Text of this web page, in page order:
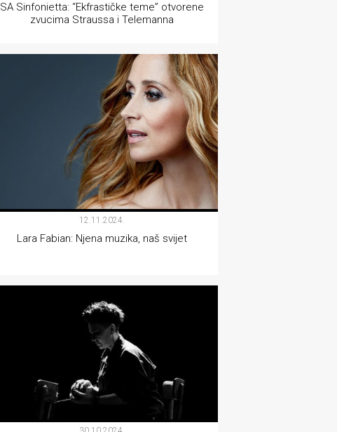
SA Sinfonietta: “Ekfrastičke teme” otvorene
zvucima Straussa i Telemanna
MUZIKA
12.11.2024.
Lara Fabian: Njena muzika, naš svijet